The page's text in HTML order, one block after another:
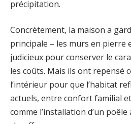
précipitation.
Concrètement, la maison a
principale – les murs en pierre
judicieux pour conserver le
les coûts. Mais ils ont repensé
l’intérieur pour que l’habitat
actuels, entre confort familial
comme l’installation d’un